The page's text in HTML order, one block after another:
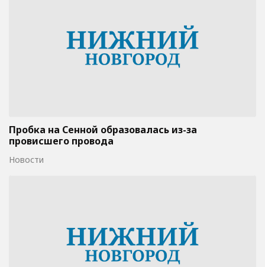
Пробка на Сенной образовалась из-за
провисшего провода
Новости